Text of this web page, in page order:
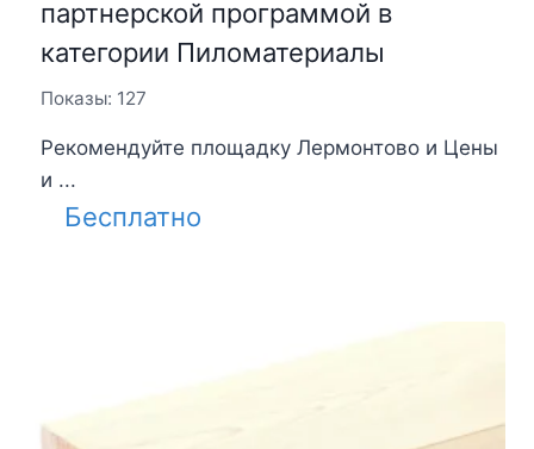
партнерской программой в
категории Пиломатериалы
Показы: 127
Рекомендуйте площадку Лермонтово и Цены
и ...
Бесплатно